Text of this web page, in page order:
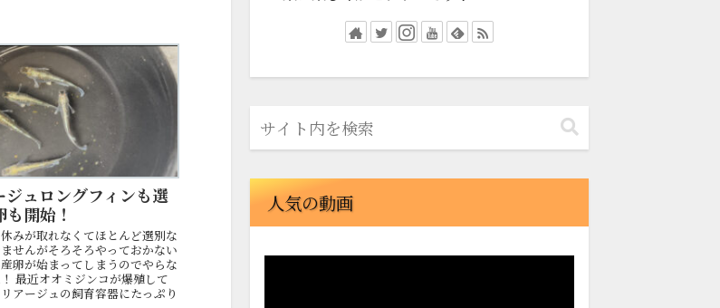
ジュロングフィンも選
も開始！
みが取れなくてほとんど選別な
せんがそろそろやっておかない
卵が始まってしまうのでやらな
最近オオミジンコが爆殖して
アージュの飼育容器にたっぷり
人気の動画